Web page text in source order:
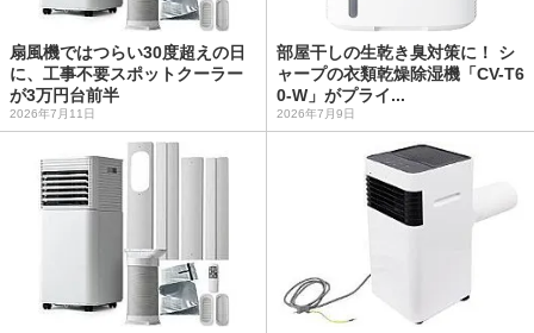
扇風機ではつらい30度超えの日
に、工事不要スポットクーラー
が3万円台前半
2026年7月11日
部屋干しの生乾き臭対策に！ シ
ャープの衣類乾燥除湿機「CV-T6
0-W」がプライ...
2026年7月9日